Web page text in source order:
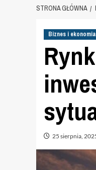
STRONA GŁÓWNA
Biznes i ekonomia
25 sierpnia,